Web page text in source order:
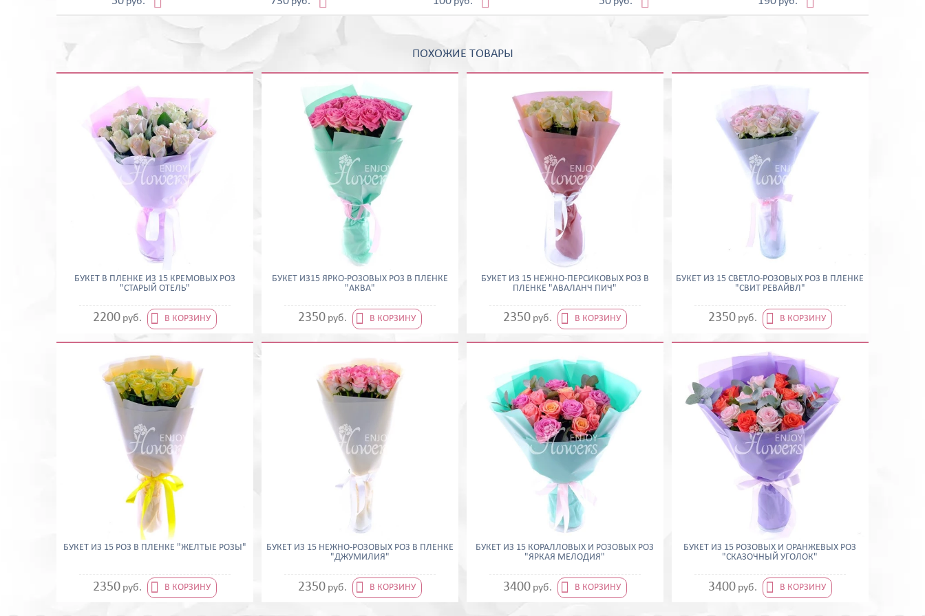
ПОХОЖИЕ ТОВАРЫ
БУКЕТ В ПЛЕНКЕ ИЗ 15 КРЕМОВЫХ РОЗ
"СТАРЫЙ ОТЕЛЬ"
2200 руб.  В КОРЗИНУ
БУКЕТ ИЗ15 ЯРКО-РОЗОВЫХ РОЗ В ПЛЕНКЕ
"АКВА"
2350 руб.  В КОРЗИНУ
БУКЕТ ИЗ 15 НЕЖНО-ПЕРСИКОВЫХ РОЗ В
ПЛЕНКЕ "АВАЛАНЧ ПИЧ"
2350 руб.  В КОРЗИНУ
БУКЕТ ИЗ 15 СВЕТЛО-РОЗОВЫХ РОЗ В ПЛЕНКЕ
"СВИТ РЕВАЙВЛ"
2350 руб.  В КОРЗИНУ
БУКЕТ ИЗ 15 РОЗ В ПЛЕНКЕ "ЖЕЛТЫЕ РОЗЫ"
2350 руб.  В КОРЗИНУ
БУКЕТ ИЗ 15 НЕЖНО-РОЗОВЫХ РОЗ В ПЛЕНКЕ
"ДЖУМИЛИЯ"
2350 руб.  В КОРЗИНУ
БУКЕТ ИЗ 15 КОРАЛЛОВЫХ И РОЗОВЫХ РОЗ
"ЯРКАЯ МЕЛОДИЯ"
3400 руб.  В КОРЗИНУ
БУКЕТ ИЗ 15 РОЗОВЫХ И ОРАНЖЕВЫХ РОЗ
"СКАЗОЧНЫЙ УГОЛОК"
3400 руб.  В КОРЗИНУ